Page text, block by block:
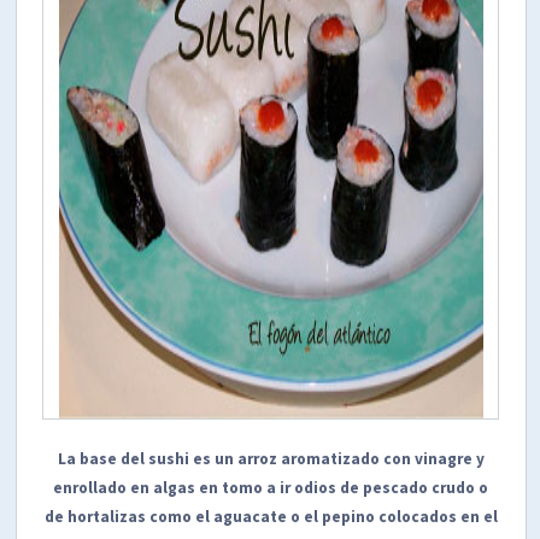
La base del sushi es un arroz aromatizado con vinagre y
enrollado en algas en tomo a ir odios de pescado crudo o
de hortalizas como el aguacate o el pepino colocados en el